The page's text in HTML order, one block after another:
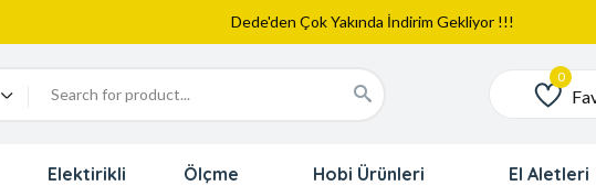
Web Sitemiz Yayında
Yeni Eklenen Ürünlerimizi İnceledinizmi ?
Favoriler
Elektirikli
Ölçme
Hobi Ürünleri
El Aletleri